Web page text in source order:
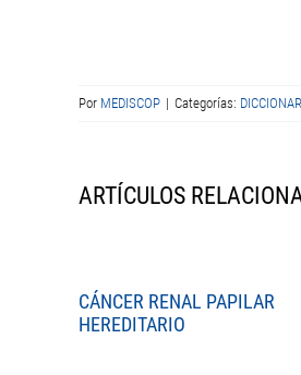
Por MEDISCOP | Categorías:
ARTÍCULOS
CÁNCER RENAL PAPILAR
HEREDITARIO